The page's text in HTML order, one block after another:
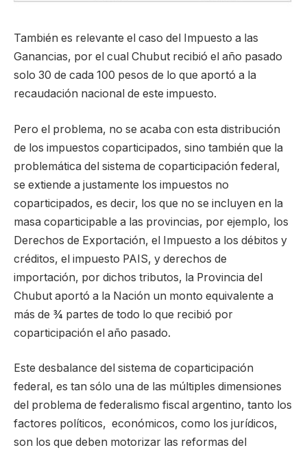
También es relevante el caso del Impuesto a las
Ganancias, por el cual Chubut recibió el año pasado
solo 30 de cada 100 pesos de lo que aportó a la
recaudación nacional de este impuesto.
Pero el problema, no se acaba con esta distribución
de los impuestos coparticipados, sino también que la
problemática del sistema de coparticipación federal,
se extiende a justamente los impuestos no
coparticipados, es decir, los que no se incluyen en la
masa coparticipable a las provincias, por ejemplo, los
Derechos de Exportación, el Impuesto a los débitos y
créditos, el impuesto PAIS, y derechos de
importación, por dichos tributos, la Provincia del
Chubut aportó a la Nación un monto equivalente a
más de ¾ partes de todo lo que recibió por
coparticipación el año pasado.
Este desbalance del sistema de coparticipación
federal, es tan sólo una de las múltiples dimensiones
del problema de federalismo fiscal argentino, tanto los
factores políticos, económicos, como los jurídicos,
son los que deben motorizar las reformas del